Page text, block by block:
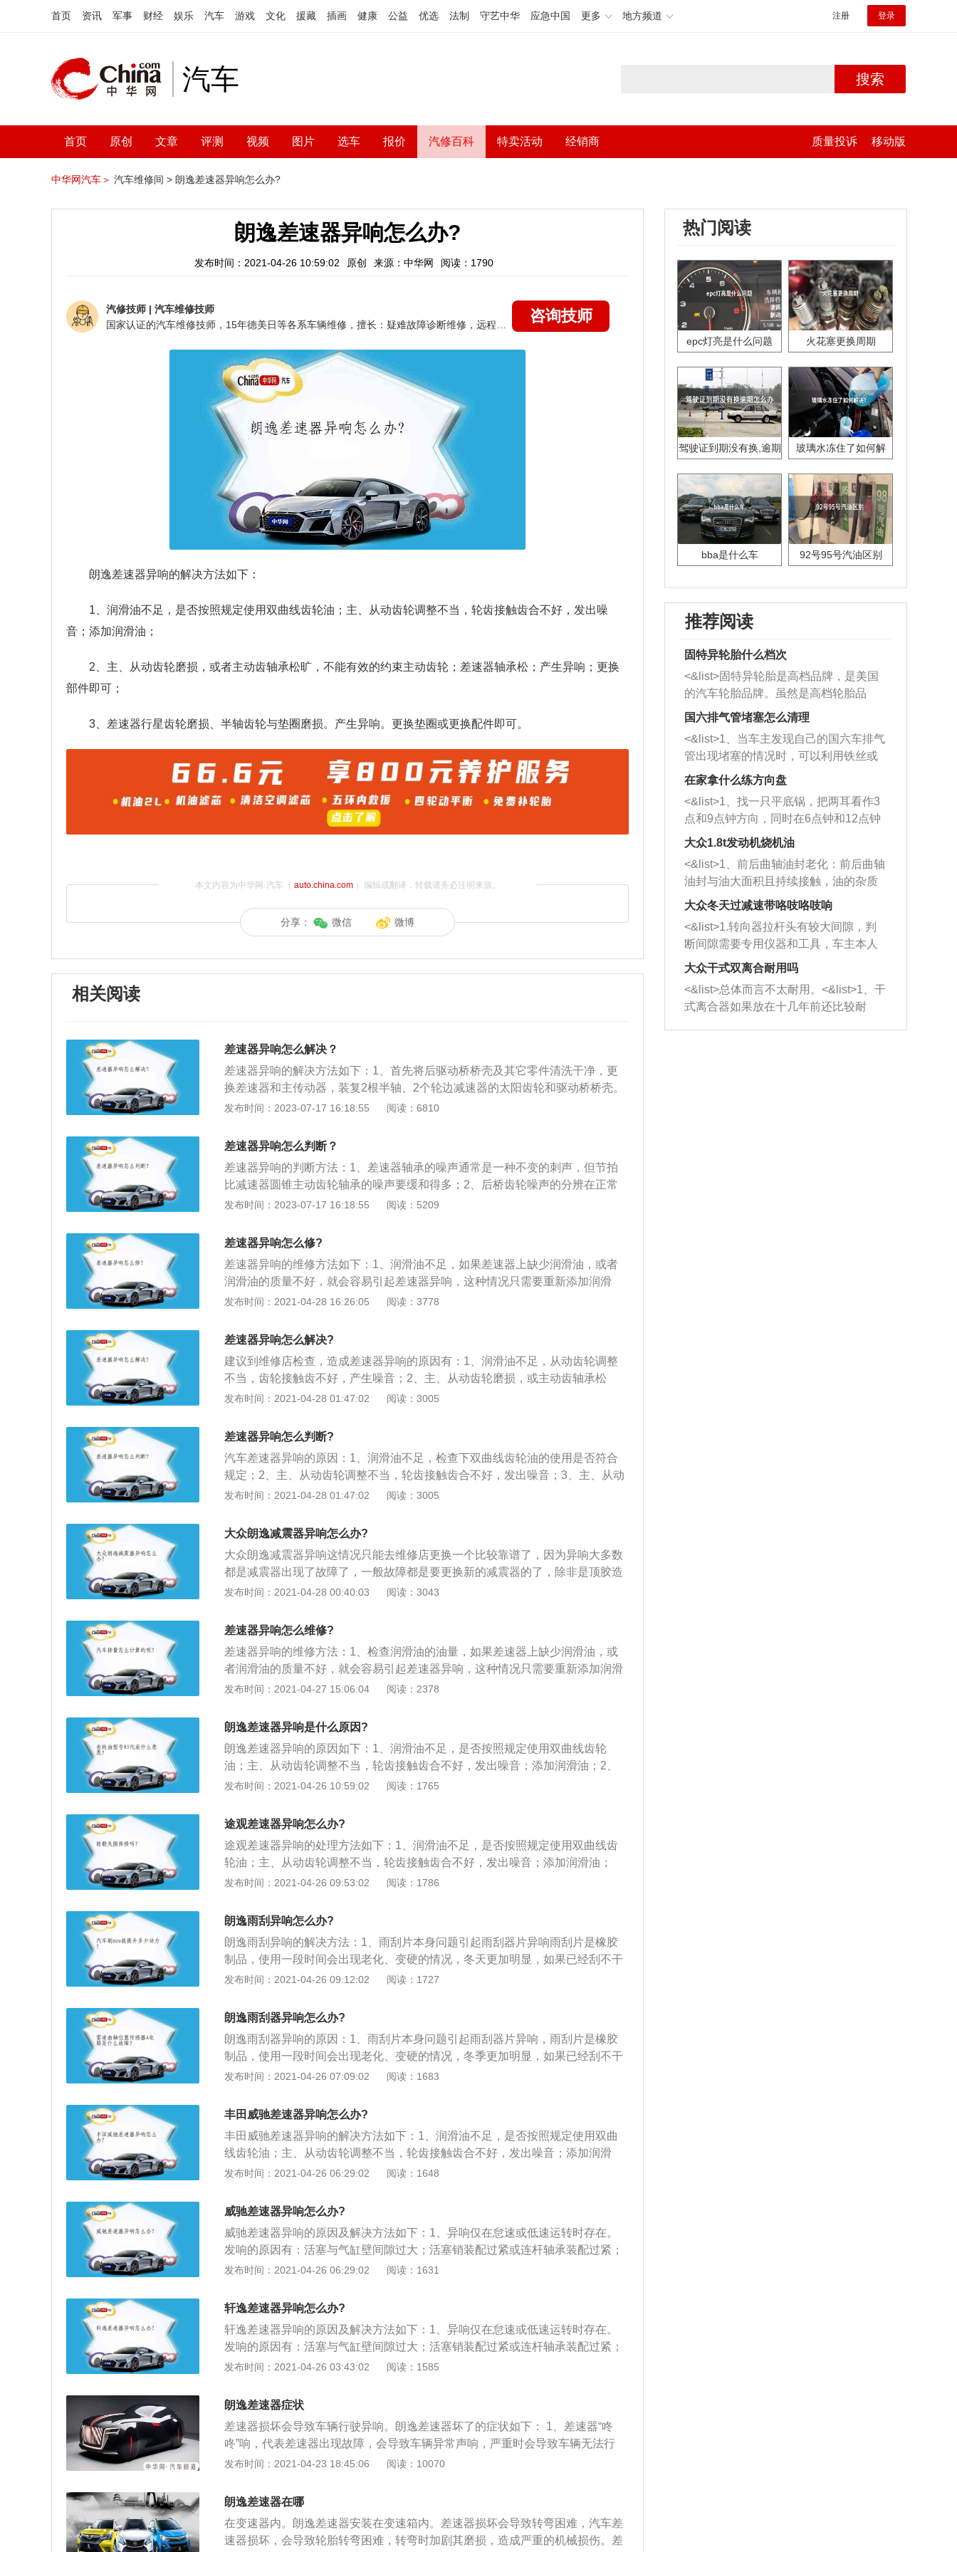
首页 资讯 军事 财经 娱乐 汽车 游戏 文化 援藏 插画 健康 公益 优选 法制 守艺中华 应急中国 更多 地方频道 注册 登录
汽车 搜索
首页 原创 文章 评测 视频 图片 选车 报价 汽修百科 特卖活动 经销商 质量投诉 移动版
中华网汽车＞ 汽车维修间 > 朗逸差速器异响怎么办?
朗逸差速器异响怎么办?
发布时间：2021-04-26 10:59:02 原创 来源：中华网 阅读：1790
汽修技师 | 汽车维修技师
咨询技师
朗逸差速器异响的解决方法如下：
1、润滑油不足，是否按照规定使用双曲线齿轮油；主、从动齿轮调整不当，轮齿接触齿合不好，发出噪
音；添加润滑油；
2、主、从动齿轮磨损，或者主动齿轴承松旷，不能有效的约束主动齿轮；差速器轴承松；产生异响；更换
部件即可；
3、差速器行星齿轮磨损、半轴齿轮与垫圈磨损。产生异响。更换垫圈或更换配件即可。
本文内容为中华网·汽车（ auto.china.com）编辑或翻译，转载请务必注明来源。
分享： 微信 微博
相关阅读
差速器异响怎么解决？
差速器异响的解决方法如下：1、首先将后驱动桥桥壳及其它零件清洗干净，更
换差速器和主传动器，装复2根半轴、2个轮边减速器的太阳齿轮和驱动桥桥壳。
2、然后向后驱动桥和2个轮边减速器内加注新齿轮油。3、用起重机吊起机架，
如果发现差速器异响故障时，可以根据上面的内容进行检查维修。
发布时间：2023-07-17 16:18:55 阅读：6810
差速器异响怎么判断？
差速器异响的判断方法：1、差速器轴承的噪声通常是一种不变的刺声，但节拍
比减速器圆锥主动齿轮轴承的噪声要缓和得多；2、后桥齿轮噪声的分辨在正常
直线行驶时，由于差速器半轴齿轮和行星齿轮几乎没有相对运动，所以听不到噪
要由左右半轴齿轮、两个行星齿轮及齿轮架组成，其功用是当汽车转弯行驶或在
不平路面上行驶时，使左右车轮以不同转速滚动，即保证两侧驱动车轮作纯滚动
运动。
发布时间：2023-07-17 16:18:55 阅读：5209
差速器异响怎么修?
差速器异响的维修方法如下：1、润滑油不足，如果差速器上缺少润滑油，或者
润滑油的质量不好，就会容易引起差速器异响，这种情况只需要重新添加润滑
油；2、差速器的齿轮磨损，在工作时就不能和其他的零件相互匹配，零件间的
当，同上，如果齿轮之间的间距没有调好，也会引起异响，这种情况要对其进行
重新调整了。
发布时间：2021-04-28 16:26:05 阅读：3778
差速器异响怎么解决?
建议到维修店检查，造成差速器异响的原因有：1、润滑油不足，从动齿轮调整
不当，齿轮接触齿不好，产生噪音；2、主、从动齿轮磨损，或主动齿轴承松
动，不能有效抑制主动齿轮；3、差速器轴承销、差速器行星齿轮磨损、半轴齿
发布时间：2021-04-28 01:47:02 阅读：3005
差速器异响怎么判断?
汽车差速器异响的原因：1、润滑油不足，检查下双曲线齿轮油的使用是否符合
规定；2、主、从动齿轮调整不当，轮齿接触齿合不好，发出噪音；3、主、从动
齿轮磨损，或主动齿轴承松动，不能有效抑制主动齿轮；4、差速器轴承松或差
处理。
发布时间：2021-04-28 01:47:02 阅读：3005
大众朗逸减震器异响怎么办?
大众朗逸减震器异响这情况只能去维修店更换一个比较靠谱了，因为异响大多数
都是减震器出现了故障了，一般故障都是要更换新的减震器的了，除非是顶胶造
成的影响，你可以检查看看减震器顶胶有没有坏，如果坏了可以更换顶胶，如果
1、选购商品前，请务必核实车的车型、排量等信息，以确保买到正确型号的配
件，您可以查询爱车保养手册；2、每辆车上有四根减震器，分别是前左、前
右、后左、后右，如果减振器需要更换，最好一次换两根，有一根前或者后减振
器有问题时，需要前减或者后减振器两跟一汽换掉，避免汽车平衡受力不均匀，
造成减振器受力不同，出现减振器问题；3、选择优质的产品，假冒减振器虽然
漏油，油体泄漏就起不到减振作用，行车时会产生严重的颠簸感，更有甚者，在
高速行驶途中会突然失效，引起车身倾斜，人车安全会受到严重威胁。
发布时间：2021-04-28 00:40:03 阅读：3043
差速器异响怎么维修?
差速器异响的维修方法：1、检查润滑油的油量，如果差速器上缺少润滑油，或
者润滑油的质量不好，就会容易引起差速器异响，这种情况只需要重新添加润滑
油；2、检查差速器是否齿轮磨损，在工作时就不能和其他的零件相互匹配，零
轮的情况，如果齿轮之间的间距没有调好，也会引起异响，这种情况要对其进行
重新调整了。
发布时间：2021-04-27 15:06:04 阅读：2378
朗逸差速器异响是什么原因?
朗逸差速器异响的原因如下：1、润滑油不足，是否按照规定使用双曲线齿轮
油；主、从动齿轮调整不当，轮齿接触齿合不好，发出噪音；添加润滑油；2、
主、从动齿轮磨损，或者主动齿轴承松旷，不能有效的约束主动齿轮；差速器轴
损。产生异响。更换垫圈或更换配件即可。
发布时间：2021-04-26 10:59:02 阅读：1765
途观差速器异响怎么办?
途观差速器异响的处理方法如下：1、润滑油不足，是否按照规定使用双曲线齿
轮油；主、从动齿轮调整不当，轮齿接触齿合不好，发出噪音；添加润滑油；
2、主、从动齿轮磨损，或者主动齿轴承松旷，不能有效的约束主动齿轮；差速
圈磨损。产生异响。更换垫圈或更换配件即可。
发布时间：2021-04-26 09:53:02 阅读：1786
朗逸雨刮异响怎么办?
朗逸雨刮异响的解决方法：1、雨刮片本身问题引起雨刮器片异响雨刮片是橡胶
制品，使用一段时间会出现老化、变硬的情况，冬天更加明显，如果已经刮不干
净了，最简单有效的解决方法就是直接更换新的雨刮片。一般雨刮片建议一到两
时，会出现雨刮片和前挡风玻璃发生摩擦的尖锐声音，车主可以检查清理一下雨
刮片或雨刮下边的异物。保证雨刮片部位清洁；3、雨刮连杆衬套摩擦发出的声
音车龄久了雨刮连杆机构会出现老化，雨刮臂弹簧弹性下降，衬套也会随之磨
损，甚至脱落。请检查雨刮臂或雨刮连杆衬套，如果磨损严重需要进行更换；
4、雨刮电机发出的异响如果雨刮电机自身发出异响，很有可能是电机寿命终止
发布时间：2021-04-26 09:12:02 阅读：1727
朗逸雨刮器异响怎么办?
朗逸雨刮器异响的原因：1、雨刮片本身问题引起雨刮器片异响，雨刮片是橡胶
制品，使用一段时间会出现老化、变硬的情况，冬季更加明显，如果已经刮不干
净了，最简单有效的解决办法就是直接更换新的雨刮片。一般雨刮片建议一到两
器时，会出现雨刮片和前风挡玻璃发生摩擦的尖锐声音，车主可以检查清理一下
雨刮片或雨刮下边的异物，保证雨刮片部位清洁；3、雨刮连杆衬套摩擦发出的
声音，车龄久了雨刮连杆机构会出现老化，雨刮臂弹簧弹性下降，衬套也会随之
磨损，甚至脱落。请检查雨刮臂或雨刮连杆衬套；4、雨刮电机发出的异响，如
果雨刮电机自身发出异响，很有可能是电机寿命终止前的表现，建议到专业的维
发布时间：2021-04-26 07:09:02 阅读：1683
丰田威驰差速器异响怎么办?
丰田威驰差速器异响的解决方法如下：1、润滑油不足，是否按照规定使用双曲
线齿轮油；主、从动齿轮调整不当，轮齿接触齿合不好，发出噪音；添加润滑
油；2、主、从动齿轮磨损，或者主动齿轴承松旷，不能有效的约束主动齿轮；
与垫圈磨损。产生异响。更换垫圈或更换配件即可。
发布时间：2021-04-26 06:29:02 阅读：1648
威驰差速器异响怎么办?
威驰差速器异响的原因及解决方法如下：1、异响仅在怠速或低速运转时存在。
发响的原因有：活塞与气缸壁间隙过大；活塞销装配过紧或连杆轴承装配过紧；
挺杆与其导孔间隙过大；配气凸轮轮廓磨损；起动抓松动而使皮带轮发响（在转
发响的原因有：凸轮轴正时齿轮破裂或其固定螺母松动；曲轴折断；活塞销衬套
松旷；凸轮轴轴向间隙过大或其衬套松旷；3、异响在发动机急加速时出现，维
持高速运转时声响仍存在。发响的原因有：连杆轴承松旷、轴瓦烧熔或尺寸不符
而转动；曲轴轴承松旷或轴瓦烧容；活塞销折断；曲轴折断。
发布时间：2021-04-26 06:29:02 阅读：1631
轩逸差速器异响怎么办?
轩逸差速器异响的原因及解决方法如下：1、异响仅在怠速或低速运转时存在。
发响的原因有：活塞与气缸壁间隙过大；活塞销装配过紧或连杆轴承装配过紧；
挺杆与其导孔间隙过大；配气凸轮轮廓磨损；起动抓松动而使皮带轮发响（在转
发响的原因有：凸轮轴正时齿轮破裂或其固定螺母松动；曲轴折断；活塞销衬套
松旷；凸轮轴轴向间隙过大或其衬套松旷；3、异响在发动机急加速时出现，维
持高速运转时声响仍存在。发响的原因有：连杆轴承松旷、轴瓦烧熔或尺寸不符
而转动；曲轴轴承松旷或轴瓦烧容；活塞销折断；曲轴折断。
发布时间：2021-04-26 03:43:02 阅读：1585
朗逸差速器症状
差速器损坏会导致车辆行驶异响。朗逸差速器坏了的症状如下： 1、差速器“咚
咚”响，代表差速器出现故障，会导致车辆异常声响，严重时会导致车辆无法行
驶； 2、车辆无法转弯或者只能直线行驶。差速器坏了无法工作。两个驱动半轴
转弯； 3、转弯困难，汽车差速器损坏，会导致轮胎转弯困难，转弯时加剧其磨
损，造成严重的机械损伤。影响到车辆转弯困难。
发布时间：2021-04-23 18:45:06 阅读：10070
朗逸差速器在哪
在变速器内。朗逸差速器安装在变速箱内。差速器损坏会导致转弯困难，汽车差
速器损坏，会导致轮胎转弯困难，转弯时加剧其磨损，造成严重的机械损伤。差
热门阅读
epc灯亮是什么问题 火花塞更换周期
驾驶证到期没有换,逾期
玻璃水冻住了如何解
bba是什么车 92号95号汽油区别
推荐阅读
固特异轮胎什么档次
<&list>固特异轮胎是高档品牌，是美国
的汽车轮胎品牌。虽然是高档轮胎品
牌，但是中高低端的轮胎都有生产，这
也是为了更好的开拓市场。
国六排气管堵塞怎么清理
<&list>1、当车主发现自己的国六车排气
管出现堵塞的情况时，可以利用铁丝或
者是细棍，直接将杂物给取出来，如果
堵塞情况比较严重，也可以采取应急措
施。 <&list>2、直接利用木棍将所有的
杂物推到排气管里面的位置处，然后将
三元催化器拆解开，就可以将堵塞的东
西取出来。但如果是因为积碳过多引起
的堵塞，就需要将三元催化器泡在草酸
洗剂对堵塞的情况得到解决，将清洗剂
放在燃油箱中，与燃油混合后，车辆启
动时，就可以和汽油一起进入到燃烧
室，最后形成废气排出，就可以让三元
催化器得到清洗，排气管堵塞的情况就
能够得到解决。
在家拿什么练方向盘
<&list>1、找一只平底锅，把两耳看作3
点和9点钟方向，同时在6点钟和12点钟
方向做一个标记。 <&list>2、双手握住
一圈半的练习，往右同样也要打相同的
圈数。 <&list>3、最后强调要反复练
习，这样就可以形成肌肉记忆，在真实
驾驶车辆时，不需要记忆也能打好方
向。
大众1.8t发动机烧机油
<&list>1、前后曲轴油封老化：前后曲轴
油封与油大面积且持续接触，油的杂质
和发动机内持续温度变化使其密封效果
逐渐减弱，导致渗油或漏油。<&list>2、
活塞间隙过大：积碳会使活塞环与缸体
的间隙扩大，导致机油流入燃烧室中，
造成烧机油。<&list>3、机油粘度。使用
机油粘度过小的话，同样会有烧机油现
象，机油粘度过小具有很好的流动性，
大众冬天过减速带咯吱咯吱响
<&list>1.转向器拉杆头有较大间隙，判
断间隙需要专用仪器和工具，车主本人
无法制作，需要将车辆送到修理厂或4s
店；<&list>2.车辆半轴套管防尘罩破
裂，破裂后会出现漏油现象，使半轴磨
损严重，磨损的半轴容易损坏，产生异
响；<&list>3.稳定器的转向胶套和球头
大众干式双离合耐用吗
<&list>总体而言不太耐用。<&list>1、干
式离合器如果放在十几年前还比较耐